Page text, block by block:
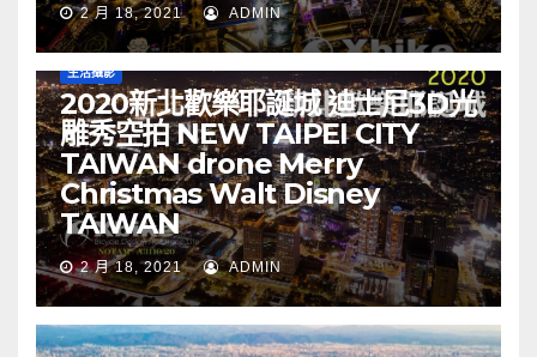
2 月 18, 2021 ADMIN
生活攝影
2020新北歡樂耶誕城 迪士尼3D光
雕秀空拍 NEW TAIPEI CITY
TAIWAN drone Merry
Christmas Walt Disney
TAIWAN
2 月 18, 2021 ADMIN